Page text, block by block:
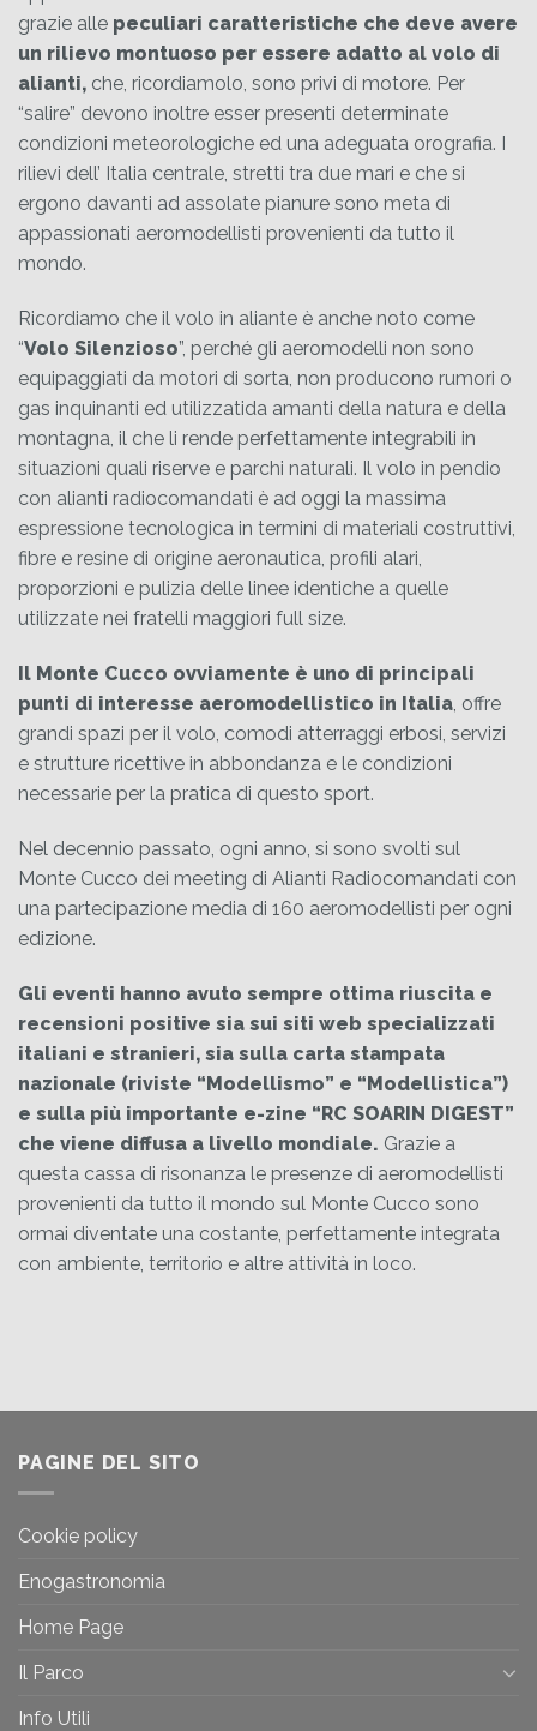
grazie alle peculiari caratteristiche che deve avere
un rilievo montuoso per essere adatto al volo di
alianti, che, ricordiamolo, sono privi di motore. Per
“salire” devono inoltre esser presenti determinate
condizioni meteorologiche ed una adeguata orografia. I
rilievi dell’ Italia centrale, stretti tra due mari e che si
ergono davanti ad assolate pianure sono meta di
appassionati aeromodellisti provenienti da tutto il
mondo.
Ricordiamo che il volo in aliante è anche noto come
“Volo Silenzioso”, perché gli aeromodelli non sono
equipaggiati da motori di sorta, non producono rumori o
gas inquinanti ed utilizzatida amanti della natura e della
montagna, il che li rende perfettamente integrabili in
situazioni quali riserve e parchi naturali. Il volo in pendio
con alianti radiocomandati è ad oggi la massima
espressione tecnologica in termini di materiali costruttivi,
fibre e resine di origine aeronautica, profili alari,
proporzioni e pulizia delle linee identiche a quelle
utilizzate nei fratelli maggiori full size.
Il Monte Cucco ovviamente è uno di principali
punti di interesse aeromodellistico in Italia, offre
grandi spazi per il volo, comodi atterraggi erbosi, servizi
e strutture ricettive in abbondanza e le condizioni
necessarie per la pratica di questo sport.
Nel decennio passato, ogni anno, si sono svolti sul
Monte Cucco dei meeting di Alianti Radiocomandati con
una partecipazione media di 160 aeromodellisti per ogni
edizione.
Gli eventi hanno avuto sempre ottima riuscita e
recensioni positive sia sui siti web specializzati
italiani e stranieri, sia sulla carta stampata
nazionale (riviste “Modellismo” e “Modellistica”)
e sulla più importante e-zine “RC SOARIN DIGEST”
che viene diffusa a livello mondiale. Grazie a
questa cassa di risonanza le presenze di aeromodellisti
provenienti da tutto il mondo sul Monte Cucco sono
ormai diventate una costante, perfettamente integrata
con ambiente, territorio e altre attività in loco.
PAGINE DEL SITO
Cookie policy
Enogastronomia
Home Page
Il Parco
Info Utili